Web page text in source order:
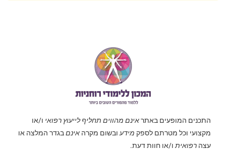
התכנים המופעים באתראינם מהווים תחליף לייעוץ רפואי ו/או
מקצועי וכל מטרתם לספק מידע ובשום מקרה אינםבגדר המלצה או
עצה רפואית ו/או חוות דעת.